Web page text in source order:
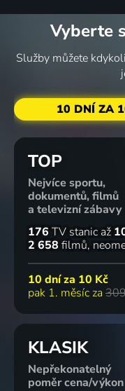
Vyberte
Služby můžete
10 DNÍ ZA
TOP
Nejvíce sportu,
dokumentů, filmů
a televizní zábavy
176 TV stanic až
2 658 filmů
10 dní za 10 Kč
pak 1. měsíc za
KLASIK
Nepřekonatelný
poměr cena/výkon